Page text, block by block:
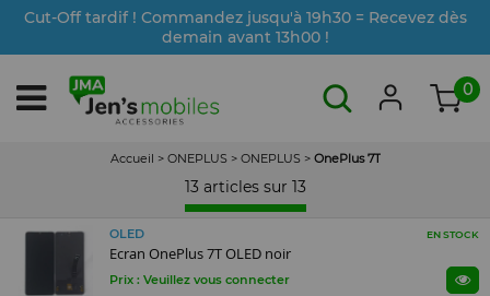
Cut-Off tardif ! Commandez jusqu'à 19h30 = Recevez dès
demain avant 13h00 !
0
Accueil > ONEPLUS > ONEPLUS > OnePlus 7T
13 articles sur 13
OLED EN STOCK
Ecran OnePlus 7T OLED noir
Prix : Veuillez vous connecter